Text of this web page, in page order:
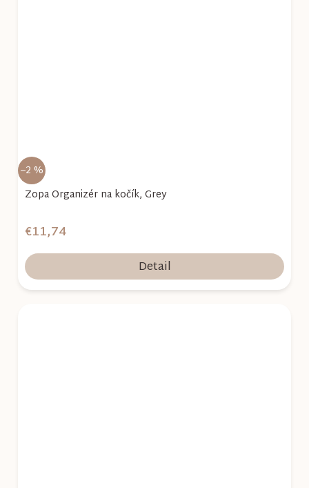
–2 %
Zopa Organizér na kočík, Grey
€11,74
Detail